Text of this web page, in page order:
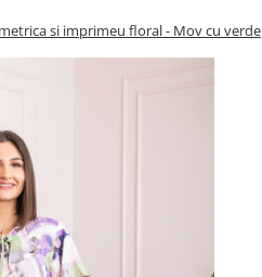
si imprimeu floral - Mov cu verde